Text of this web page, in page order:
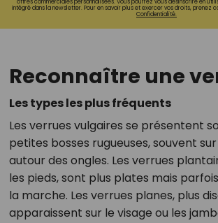
offres commerciales personnalisées. Vous pourrez vous désinscrire en
intégré dans la newsletter. Pour en savoir plus et exercer vos droits, prenez
Confidentialité.
Reconnaître une
Les types les plus fréquents
Les verrues vulgaires se présentent
petites bosses rugueuses, souvent
autour des ongles. Les verrues
les pieds, sont plus plates mais
la marche. Les verrues planes, plus
apparaissent sur le visage ou les